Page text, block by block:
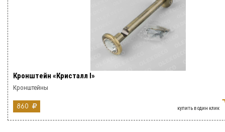
Кронштейн «Кристалл I»
Кронштейны
860 купить в один клик